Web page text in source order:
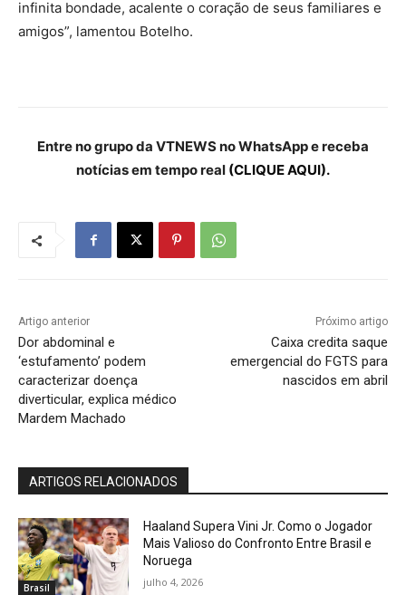
infinita bondade, acalente o coração de seus familiares e
amigos”, lamentou Botelho.
Entre no grupo da VTNEWS no WhatsApp e receba
notícias em tempo real (CLIQUE AQUI).
Artigo anterior
Dor abdominal e
‘estufamento’ podem
caracterizar doença
diverticular, explica médico
Mardem Machado
Próximo artigo
Caixa credita saque
emergencial do FGTS para
nascidos em abril
ARTIGOS RELACIONADOS
Brasil
Haaland Supera Vini Jr. Como o Jogador
Mais Valioso do Confronto Entre Brasil e
Noruega
julho 4, 2026